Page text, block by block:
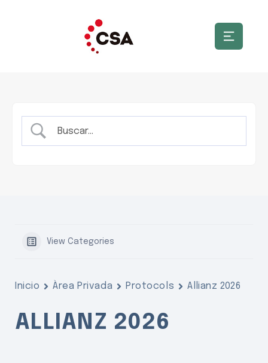
View Categories
Inicio Àrea Privada Protocols Allianz 2026
ALLIANZ 2026